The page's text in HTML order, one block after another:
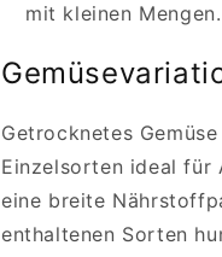
mit kleinen Mengen.
Getrocknetes
Einzelsorten ideal für
eine breite
enthaltenen Sorten